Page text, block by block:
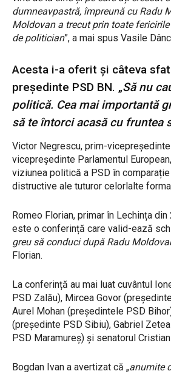
dumneavpastră, împreună cu Radu
Moldovan a trecut prin toate
de politician”, a mai spus Vasile
Acesta i-a oferit și câteva
președinte PSD BN. „Să nu
politică. Cea mai importantă
să te întorci acasă cu fruntea
Victor Negrescu, prim-
vicepreședinte Parlamentul
viziunea politică a PSD în
distructive ale tuturor celorlalte
Romeo Florian, primar în Lechința
este o conferință care valid-ează
greu să conduci după Radu
Florian.
La conferință au mai luat cuvântul
PSD Zalău), Mircea Govor
Aurel Mohan (președintele PSD
(președinte PSD Sibiu), Gabriel
PSD Maramureș) și senatorul
Bogdan Ivan a avertizat că „anumite